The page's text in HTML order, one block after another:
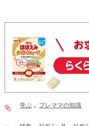
学ぶ プレママの知識